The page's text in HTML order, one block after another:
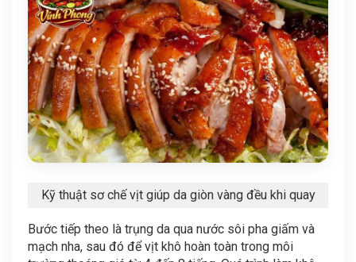
Kỹ thuật sơ chế vịt giúp da giòn vàng đều khi quay
Bước tiếp theo là trụng da qua nước sôi pha giấm và
mạch nha, sau đó để vịt khô hoàn toàn trong môi